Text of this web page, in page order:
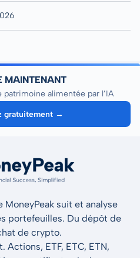
MAINTENANT
alimentée par l’IA
gratuitement →
suit et analyse
portefeuilles. Du dépôt de
de crypto.
ETF, ETC, ETN,